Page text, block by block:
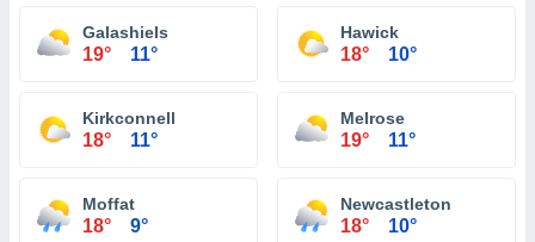
Galashiels
19° 11°
Hawick
18° 10°
Kirkconnell
18° 11°
Melrose
19° 11°
Moffat
18° 9°
Newcastleton
18° 10°